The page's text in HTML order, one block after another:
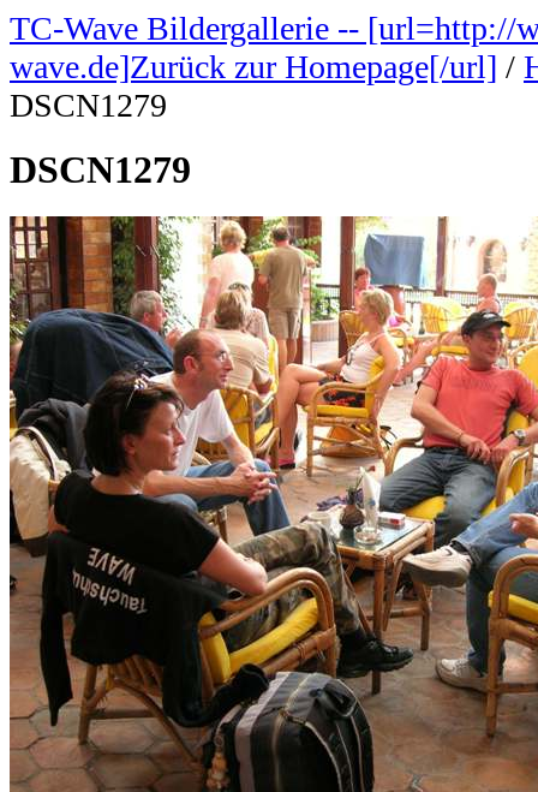
TC-Wave Bildergallerie -- [url=http://
wave.de]Zurück zur Homepage[/url] /
DSCN1279
DSCN1279